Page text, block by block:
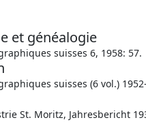
et généalogie
suisses 6, 1958: 57.
suisses (6 vol.)
St. Moritz, Jahresbericht